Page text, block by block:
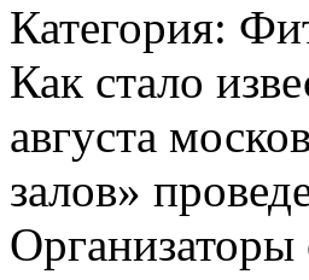
Категория:
Как стало
августа
залов»
Организаторы